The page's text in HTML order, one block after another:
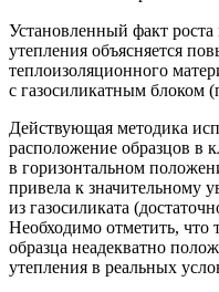
Установленный факт
утепления объясняется
теплоизоляционного
с газосиликатным блоком
Действующая методика
расположение образцов в
в горизонтальном
привела к значительному
из газосиликата
Необходимо отметить, что
образца неадекватно
утепления в реальных